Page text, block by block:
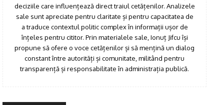
deciziile care influențează direct traiul cetățenilor. Analizele
sale sunt apreciate pentru claritate și pentru capacitatea de
a traduce contextul politic complex în informații ușor de
înțeles pentru cititor. Prin materialele sale, Ionuț Jifcu își
propune să ofere o voce cetățenilor și să mențină un dialog
constant între autorități și comunitate, militând pentru
transparență și responsabilitate în administrația publică.